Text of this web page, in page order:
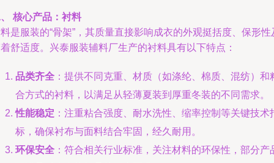
核心产品：衬料
是服装的“骨架”，其质量直接影响成衣的外观挺括度、保形性
舒适度。兴泰服装辅料厂生产的衬料具有以下特点：
品类齐全 ：提供不同克重、材质（如涤纶、棉质、混纺）和
合方式的衬料，以满足从轻薄夏装到厚重冬装的不同需求。
性能稳定 ：注重粘合强度、耐水洗性、缩率控制等关键技术
标，确保衬布与面料结合牢固，经久耐用。
环保安全 ：符合相关行业标准，关注材料的环保性，部分产